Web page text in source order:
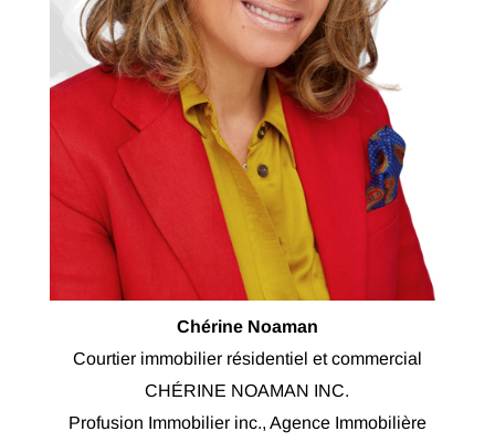
Chérine Noaman
Courtier immobilier résidentiel et commercial
CHÉRINE NOAMAN INC.
Profusion Immobilier inc., Agence Immobilière